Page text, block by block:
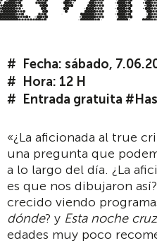
Fecha: sábado,
Hora: 12 H
Entrada gratuita
«¿La aficionada al true
una pregun­ta que
a lo largo del día. ¿La
es que nos dibujaron
crecido viendo
dónde? y Esta noche
edades muy poco